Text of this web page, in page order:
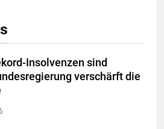
Insolvenzen sind
verschärft die